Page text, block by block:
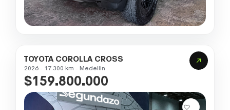
TOYOTA COROLLA CROSS
2026 - 17.300 km - Medellin
$159.800.000